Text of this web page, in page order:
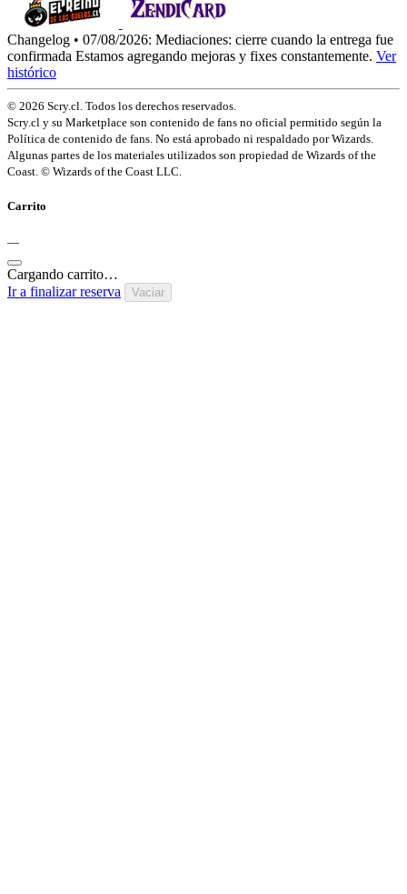
Changelog • 07/08/2026: Mediaciones: cierre cuando la entrega fue
confirmada Estamos agregando mejoras y fixes constantemente. Ver
histórico
© 2026 Scry.cl. Todos los derechos reservados.
Scry.cl y su Marketplace son contenido de fans no oficial permitido según la
Política de contenido de fans. No está aprobado ni respaldado por Wizards.
Algunas partes de los materiales utilizados son propiedad de Wizards of the
Coast. © Wizards of the Coast LLC.
Carrito
—
Cargando carrito…
Ir a finalizar reserva
Vaciar